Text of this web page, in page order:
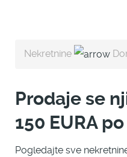
Nekretnine
Prodaje se
150 EURA
Pogledajte sve